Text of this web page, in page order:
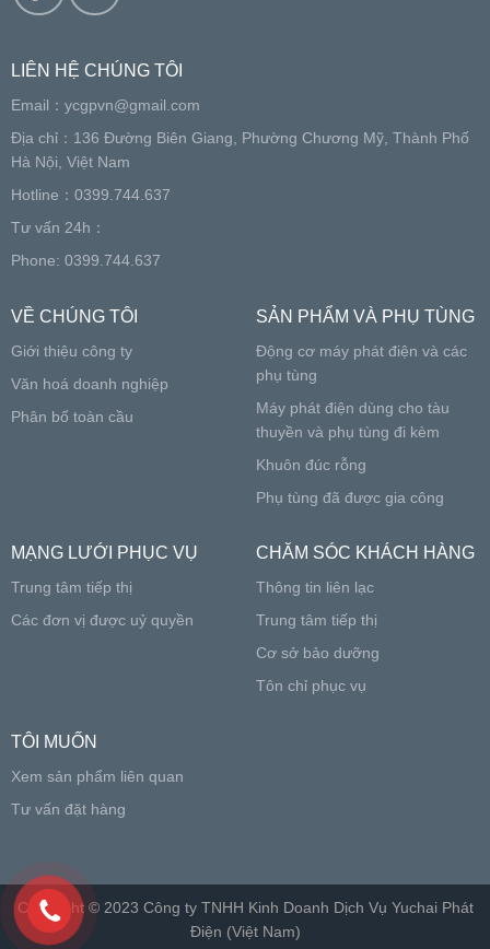
LIÊN HỆ CHÚNG TÔI
Email： ycgpvn@gmail.com
Địa chỉ：136 Đường Biên Giang, Phường Chương Mỹ, Thành Phố
Hà Nội, Việt Nam
Hotline：0399.744.637
Tư vấn 24h：
Phone: 0399.744.637
VỀ CHÚNG TÔI
Giới thiệu công ty
Văn hoá doanh nghiệp
Phân bố toàn cầu
SẢN PHẨM VÀ PHỤ TÙNG
Động cơ máy phát điện và các
phụ tùng
Máy phát điện dùng cho tàu
thuyền và phụ tùng đi kèm
Khuôn đúc rỗng
Phụ tùng đã được gia công
MẠNG LƯỚI PHỤC VỤ
Trung tâm tiếp thị
Các đơn vị được uỷ quyền
CHĂM SÓC KHÁCH HÀNG
Thông tin liên lạc
Trung tâm tiếp thị
Cơ sở bảo dưỡng
Tôn chỉ phục vụ
TÔI MUỐN
Xem sản phẩm liên quan
Tư vấn đặt hàng
Copyright © 2023 Công ty TNHH Kinh Doanh Dịch Vụ Yuchai Phát
Điện (Việt Nam)